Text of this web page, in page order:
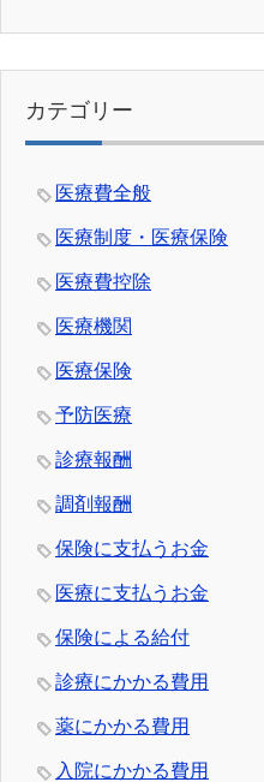
カテゴリー
医療費全般
医療制度・医療保険
医療費控除
医療機関
医療保険
予防医療
診療報酬
調剤報酬
保険に支払うお金
医療に支払うお金
保険による給付
診療にかかる費用
薬にかかる費用
入院にかかる費用